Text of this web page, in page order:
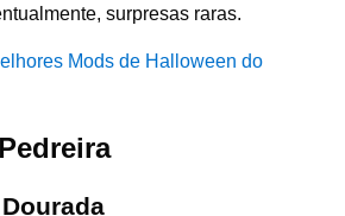
surpresas raras.
Mods de Halloween do